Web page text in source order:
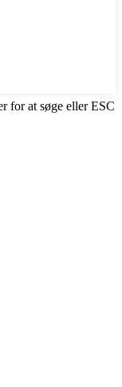
for at søge eller ESC